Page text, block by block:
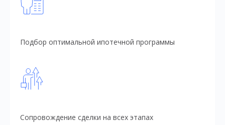
Подбор оптимальной ипотечной программы
Сопровождение сделки на всех этапах